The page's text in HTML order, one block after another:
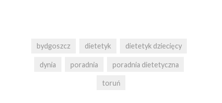
bydgoszcz dietetyk dietetyk dziecięcy
dynia poradnia poradnia dietetyczna
toruń